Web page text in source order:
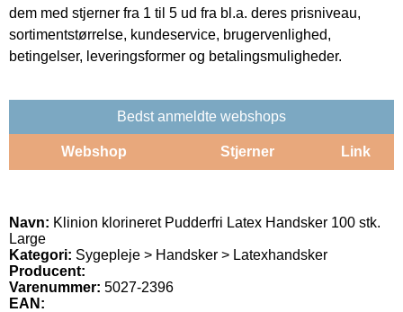
dem med stjerner fra 1 til 5 ud fra bl.a. deres prisniveau,
sortimentstørrelse, kundeservice, brugervenlighed,
betingelser, leveringsformer og betalingsmuligheder.
Bedst anmeldte webshops
Webshop Stjerner Link
Navn: Klinion klorineret Pudderfri Latex Handsker 100 stk.
Large
Kategori: Sygepleje > Handsker > Latexhandsker
Producent:
Varenummer: 5027-2396
EAN: